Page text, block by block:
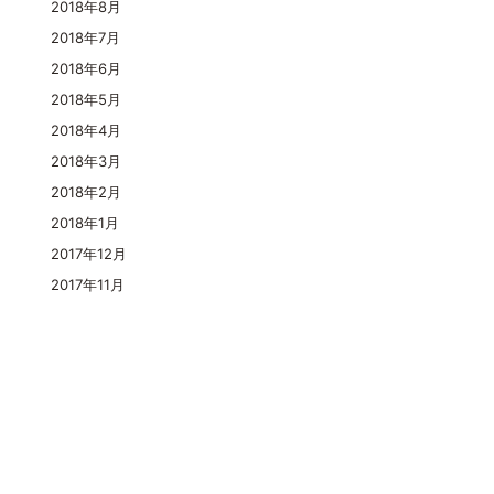
2018年8月
2018年7月
2018年6月
2018年5月
2018年4月
2018年3月
2018年2月
2018年1月
2017年12月
2017年11月